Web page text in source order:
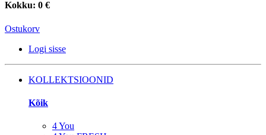
Kokku: 0 €
Ostukorv
Logi sisse
KOLLEKTSIOONID
Kõik
4 You